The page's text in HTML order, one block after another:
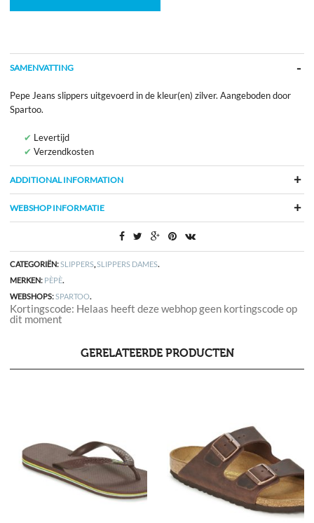
SAMENVATTING
Pepe Jeans slippers uitgevoerd in de kleur(en) zilver. Aangeboden door
Spartoo.
Levertijd
Verzendkosten
ADDITIONAL INFORMATION
WEBSHOP INFORMATIE
CATEGORIËN:SLIPPERS,SLIPPERS DAMES.
MERKEN: PÈPÈ.
WEBSHOPS:SPARTOO.
Kortingscode: Helaas heeft deze webhop geen kortingscode op
dit moment
GERELATEERDE PRODUCTEN